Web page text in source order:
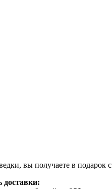
вы получаете в подарок
доставки: